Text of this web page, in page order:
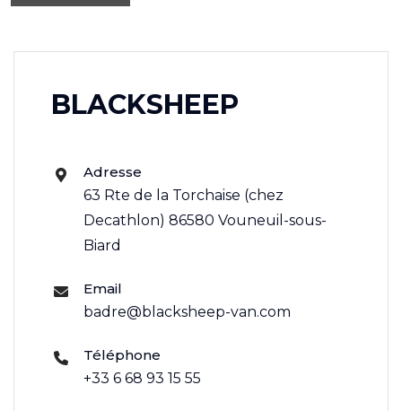
BLACKSHEEP
Adresse
63 Rte de la Torchaise (chez
Decathlon) 86580 Vouneuil-sous-
Biard
Email
badre@blacksheep-van.com
Téléphone
+33 6 68 93 15 55